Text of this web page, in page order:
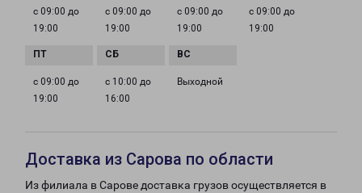
с 09:00 до
19:00
с 09:00 до
19:00
с 09:00 до
19:00
с 09:00 до
19:00
с 09:00 до
19:00
с 10:00 до
16:00
Выходной
Доставка из Сарова по области
Из филиала в Сарове доставка грузов осуществляется в